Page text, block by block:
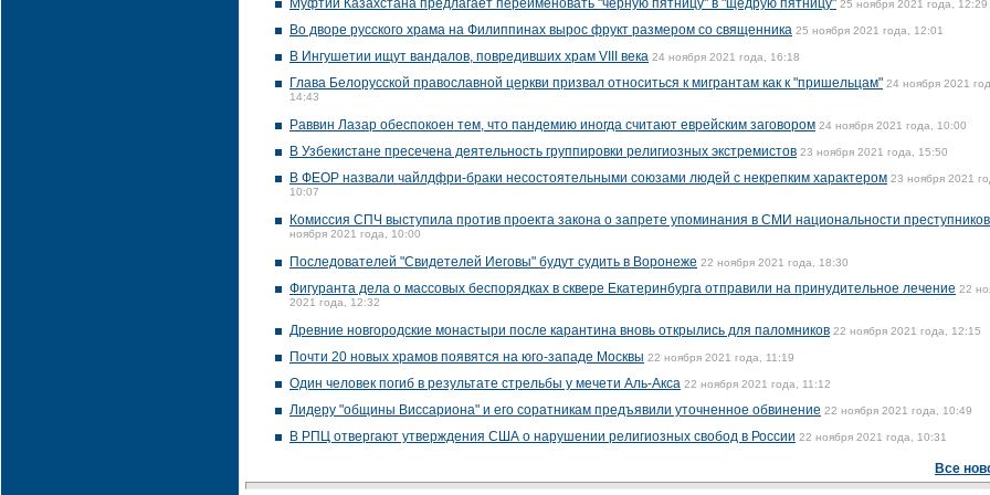
Муфтий Казахстана предлагает переименовать "черную пятницу" в "щедрую пятницу" 25 ноября 2021 года, 12:29
Во дворе русского храма на Филиппинах вырос фрукт размером со священника 25 ноября 2021 года, 12:01
В Ингушетии ищут вандалов, повредивших храм VIII века 24 ноября 2021 года, 16:18
Глава Белорусской православной церкви призвал относиться к мигрантам как к "пришельцам" 24 ноября 2021
14:43
Раввин Лазар обеспокоен тем, что пандемию иногда считают еврейским заговором 24 ноября 2021 года, 10:00
В Узбекистане пресечена деятельность группировки религиозных экстремистов 23 ноября 2021 года, 15:50
В ФЕОР назвали чайлдфри-браки несостоятельными союзами людей с некрепким характером 23 ноября 2021
10:07
Комиссия СПЧ выступила против проекта закона о запрете упоминания в СМИ национальности преступников
ноября 2021 года, 10:00
Последователей "Свидетелей Иеговы" будут судить в Воронеже 22 ноября 2021 года, 18:30
Фигуранта дела о массовых беспорядках в сквере Екатеринбурга отправили на принудительное лечение 22
2021 года, 12:32
Древние новгородские монастыри после карантина вновь открылись для паломников 22 ноября 2021 года, 12:15
Почти 20 новых храмов появятся на юго-западе Москвы 22 ноября 2021 года, 11:19
Один человек погиб в результате стрельбы у мечети Аль-Акса 22 ноября 2021 года, 11:12
Лидеру "общины Виссариона" и его соратникам предъявили уточненное обвинение 22 ноября 2021 года, 10:49
В РПЦ отвергают утверждения США о нарушении религиозных свобод в России 22 ноября 2021 года, 10:31
Все